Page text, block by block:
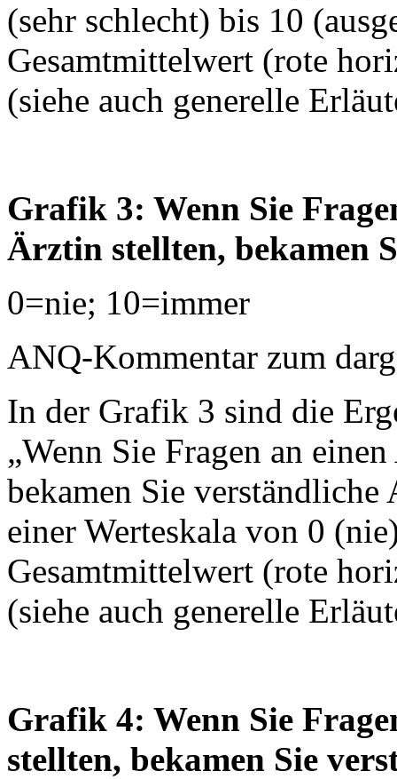
(sehr schlecht) bis 10
Gesamtmittelwert (rote
(siehe auch generelle
Grafik 3: Wenn Sie
Ärztin stellten, bekamen
0=nie; 10=immer
ANQ-Kommentar zum
In der Grafik 3 sind die
„Wenn Sie Fragen an
bekamen Sie
einer Werteskala von 0
Gesamtmittelwert (rote
(siehe auch generelle
Grafik 4: Wenn Sie
stellten, bekamen Sie